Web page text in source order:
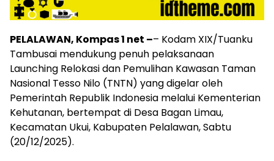
PELALAWAN, Kompas 1 net –– Kodam XIX/Tuanku
Tambusai mendukung penuh pelaksanaan
Launching Relokasi dan Pemulihan Kawasan Taman
Nasional Tesso Nilo (TNTN) yang digelar oleh
Pemerintah Republik Indonesia melalui Kementerian
Kehutanan, bertempat di Desa Bagan Limau,
Kecamatan Ukui, Kabupaten Pelalawan, Sabtu
(20/12/2025).